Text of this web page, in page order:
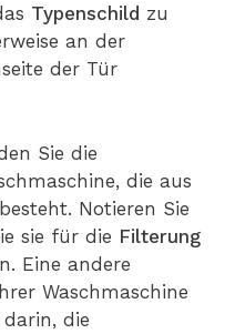
Typenschild zu
an der
der Tür
Sie die
die aus
besteht. Notieren Sie
sie für die Filterung
Eine andere
Waschmaschine
die